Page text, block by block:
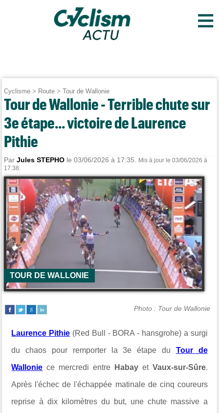
≡
Cyclisme > Route >Tour de Wallonie
Tour de Wallonie - Terrible chute sur
3e étape... victoire de Laurence
Pithie
ParJules STEPHO le 03/06/2026 à 17:35.
Mis à jour le 03/06/2026 à
17:38.
TOUR DE WALLONIE
Photo : Tour de Wallonie
Laurence Pithie (Red Bull - BORA - hansgrohe) a surgi
du chaos pour remporter la 3e étape du Tour de
Wallonie ce mercredi entre Habay et Vaux-sur-Sûre.
Après l'échec de l'échappée matinale de cinq coureurs
reprise à dix kilomètres du but, une chute massive a